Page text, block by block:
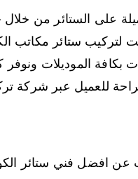
على الستائر من خلال
لتركيب ستائر مكاتب
الموديلات ونوفر
للعميل عبر شركة
افضل فني ستائر